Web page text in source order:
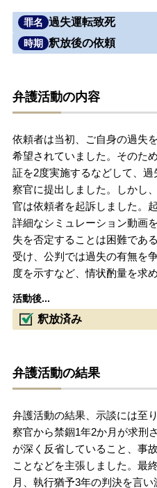
罪名 過失運転致死
時期 釈放後の依頼
弁護活動の内容
依頼者は当初、ご自身の過失
希望されていました。そのた
証を2度実施するなどして、
察官に提出しました。しかし
官は依頼者を起訴しました。
詳細なシミュレーション動画
失を否定することは困難であ
受け、公判では過失の有無を
度を示すなど、情状酌量を求
活動後...
釈放済み
弁護活動の結果
弁護活動の結果、示談には至
察官から禁錮1年2か月が求刑
が深く反省していること、事
ことなどを主張しました。最
月、執行猶予3年の判決を言い